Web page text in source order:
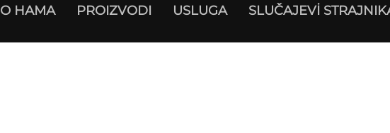
О НАМА PROIZVODI USLUGA SLUČAJEVİ